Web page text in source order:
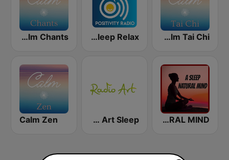
Calm Tai Chi
Positively Sleep Relax
Calm Chants
A SLEEP NATURAL MIND
Radio Art Sleep
Calm Zen